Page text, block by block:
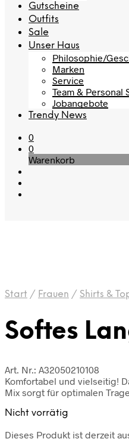
Gutscheine
Outfits
Sale
Unser Haus
Philosophie/
Marken
Service
Team & Personal
Jobangebote
Trendy News
0
0
Warenkorb
Start / Frauen / Shirts &
Softes
Art. Nr.: A32050210108
Komfortabel und vielseitig!
Mix sorgt für optimalen
Nicht vorrätig
Dieses Produkt ist derzeit